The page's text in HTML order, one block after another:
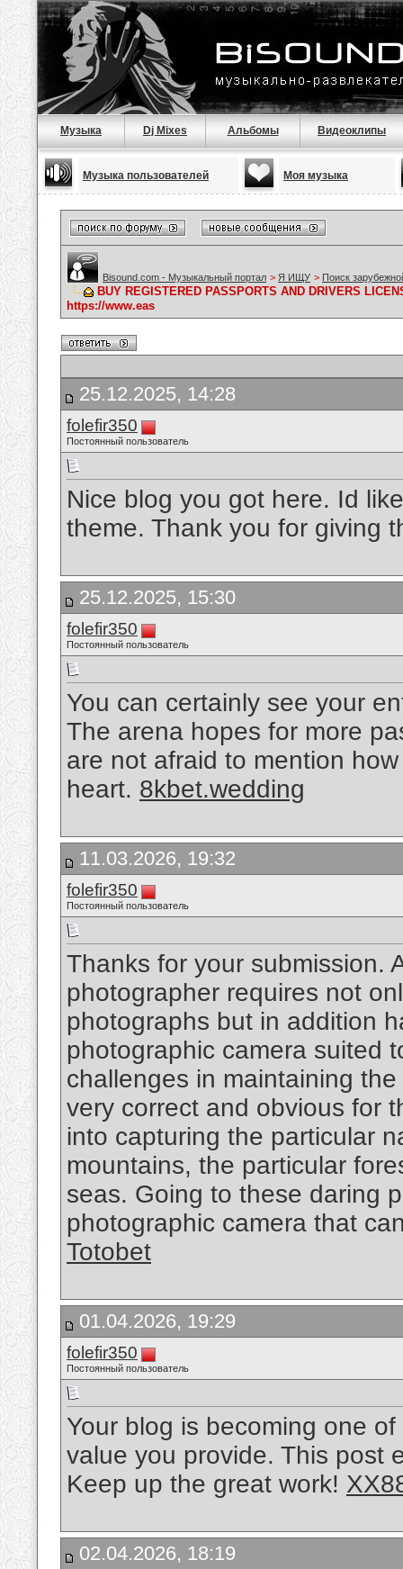
Музыка Dj Mixes Альбомы Видеоклипы
Музыка пользователей Моя музыка
Bisound.com - Музыкальный портал > Я ИЩУ > Поиск
BUY REGISTERED PASSPORTS AND DRIVERS
https://www.eas
25.12.2025, 14:28
folefir350
Постоянный пользователь
Nice blog you got here. Id
theme. Thank you for giving
25.12.2025, 15:30
folefir350
Постоянный пользователь
You can certainly see your
The arena hopes for more
are not afraid to mention
heart. 8kbet.wedding
11.03.2026, 19:32
folefir350
Постоянный пользователь
Thanks for your submission.
photographer requires not
photographs but in addition
photographic camera suited
challenges in maintaining
very correct and obvious for
into capturing the particular
mountains, the particular
seas. Going to these daring
photographic camera that
Totobet
01.04.2026, 19:29
folefir350
Постоянный пользователь
Your blog is becoming one
value you provide. This post
Keep up the great work!
02.04.2026, 18:19